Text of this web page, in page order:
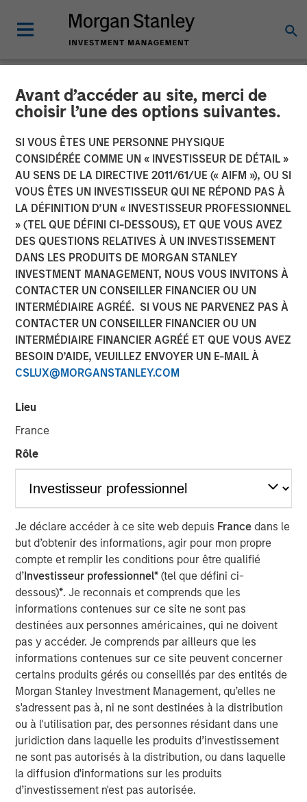
Avant d’accéder au site, merci de
choisir l’une des options suivantes.
SI VOUS ÊTES UNE PERSONNE PHYSIQUE
CONSIDÉRÉE COMME UN « INVESTISSEUR DE DÉTAIL »
AU SENS DE LA DIRECTIVE 2011/61/UE (« AIFM »), OU SI
VOUS ÊTES UN INVESTISSEUR QUI NE RÉPOND PAS À
LA DÉFINITION D’UN « INVESTISSEUR PROFESSIONNEL
» (TEL QUE DÉFINI CI-DESSOUS), ET QUE VOUS AVEZ
DES QUESTIONS RELATIVES À UN INVESTISSEMENT
DANS LES PRODUITS DE MORGAN STANLEY
INVESTMENT MANAGEMENT, NOUS VOUS INVITONS À
CONTACTER UN CONSEILLER FINANCIER OU UN
INTERMÉDIAIRE AGRÉÉ. SI VOUS NE PARVENEZ PAS À
CONTACTER UN CONSEILLER FINANCIER OU UN
INTERMÉDIAIRE FINANCIER AGRÉÉ ET QUE VOUS AVEZ
BESOIN D’AIDE, VEUILLEZ ENVOYER UN E-MAIL À
CSLUX@MORGANSTANLEY.COM
Lieu
France
Rôle
Je déclare accéder à ce site web depuis France dans le
but d’obtenir des informations, agir pour mon propre
compte et remplir les conditions pour être qualifié
d’Investisseur professionnel*(tel que défini ci-
dessous)*. Je reconnais et comprends que les
informations contenues sur ce site ne sont pas
destinées aux personnes américaines, qui ne doivent
pas y accéder. Je comprends par ailleurs que les
informations contenues sur ce site peuvent concerner
certains produits gérés ou conseillés par des entités de
Morgan Stanley Investment Management, qu’elles ne
s'adressent pas à, ni ne sont destinées à la distribution
ou à l'utilisation par, des personnes résidant dans une
juridiction dans laquelle les produits d’investissement
ne sont pas autorisés à la distribution, ou dans laquelle
la diffusion d'informations sur les produits
d’investissement n'est pas autorisée.
NEWSROOM
Morgan Stanley
Infrastructure Partners,
Crowley Advance U.S. Wind
Energy
23 AOÛT 2023
NEW YORK – August 23, 2023
Morgan Stanley Investment Management (“MSIM”),
and maritime, energy and logistics solutions leader
Crowley announced today the creation of a new joint
United States.
The joint venture will strategically combine Crowley’s
end-to-end maritime and logistics capabilities through
the newly created Crowley Wind Services Holdings, LLC
(“Crowley Wind Services Holdings”), and the financial
strength and expertise of MSIP, a leader in accelerating
long-term, contracted growth infrastructure
opportunities.
Investment funds managed by MSIP, a private
infrastructure fund platform within MSIM, will hold a
majority stake in Crowley Wind Services Holdings, while
Crowley will operate the business.
MSIP and Crowley’s partnership will focus on repurposing
and operating existing U.S. port facilities and leasing
them under long-term contracts to offshore wind
developers. The terminals will support manufacturing,
assembly and storage of wind farm components as well
as provide developers with maritime services such as
Jones Act-compliant feedering vessels to transport